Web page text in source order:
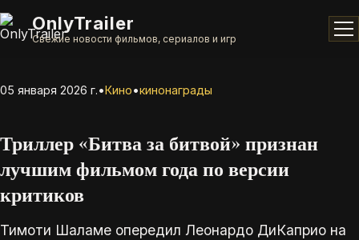
OnlyTrailer
Свежие новости фильмов, сериалов и игр
05 января 2026 г.•Кино•кинонаграды
Триллер «Битва за битвой» признан
лучшим фильмом года по версии
критиков
Тимоти Шаламе опередил Леонардо ДиКаприо на